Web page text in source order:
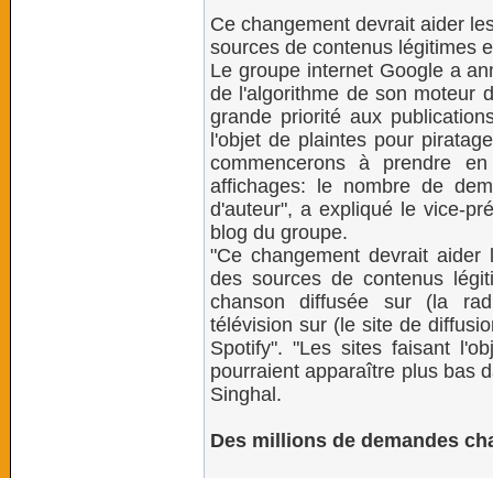
Ce changement devrait aider
sources de contenus légitimes
Le groupe internet Google a
de l'algorithme de son moteur
grande priorité aux
l'objet de plaintes pour
commencerons à prendre
affichages: le nombre de
d'auteur", a expliqué le vice-
blog du groupe.
"Ce changement devrait
des sources de contenus
chanson diffusée sur (la
télévision sur (le site de
Spotify". "Les sites faisant
pourraient apparaître plus bas
Singhal.
Des millions de demandes